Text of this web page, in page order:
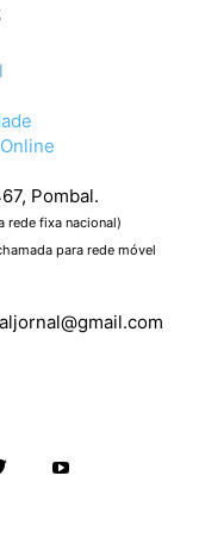
Pombal.
rede fixa nacional)
para rede móvel